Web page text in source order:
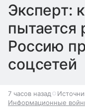
Эксперт:
пытается
Россию
соцсетей
7 часов назад
Информационные